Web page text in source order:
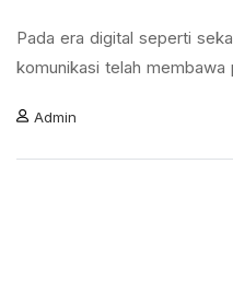
Pada era digital seperti
komunikasi telah membawa
Admin